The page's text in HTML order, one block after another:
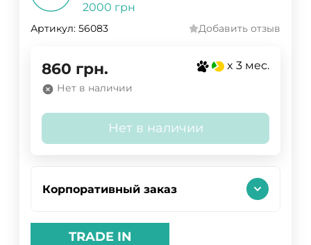
2000 грн
Артикул: 56083 Добавить отзыв
860 грн. x 3 мес.
Нет в наличии
Нет в наличии
Корпоративный заказ
TRADE IN